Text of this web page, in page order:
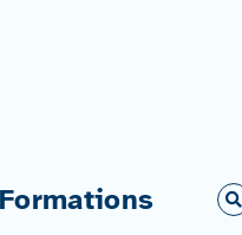
Formations